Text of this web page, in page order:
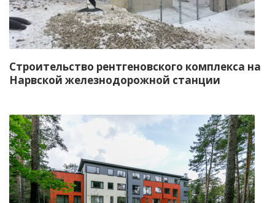
Строительство рентгеновского комплекса на
Нарвской железнодорожной станции